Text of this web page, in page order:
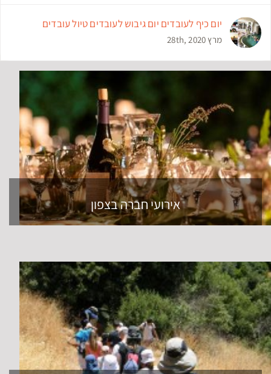
יום כיף לעובדים יום גיבוש לעובדים טיול עובדים
מרץ 28th, 2020
אירועי חברה בצפון